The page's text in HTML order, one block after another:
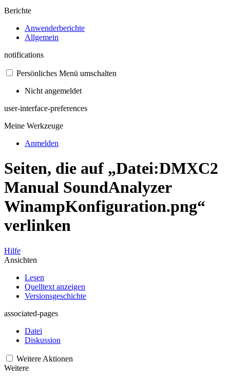
Berichte
Anwenderberichte
Allgemein
notifications
Persönliches Menü umschalten
Nicht angemeldet
user-interface-preferences
Meine Werkzeuge
Anmelden
Seiten, die auf „Datei:DMXC2
Manual SoundAnalyzer
WinampKonfiguration.png“
verlinken
Hilfe
Ansichten
Lesen
Quelltext anzeigen
Versionsgeschichte
associated-pages
Datei
Diskussion
Weitere Aktionen
Weitere